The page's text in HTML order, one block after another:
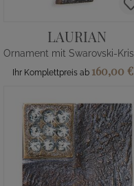
LAURIAN
Ihr Komplettpreis ab 160,00 €